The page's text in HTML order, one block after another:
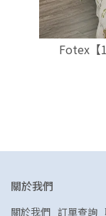
Fotex【
關於我們
關於我們 訂單查詢